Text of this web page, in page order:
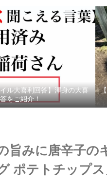
ル大喜利回答】渾身の大喜
をご紹介！
旨みに唐辛子の
ポテトチップ